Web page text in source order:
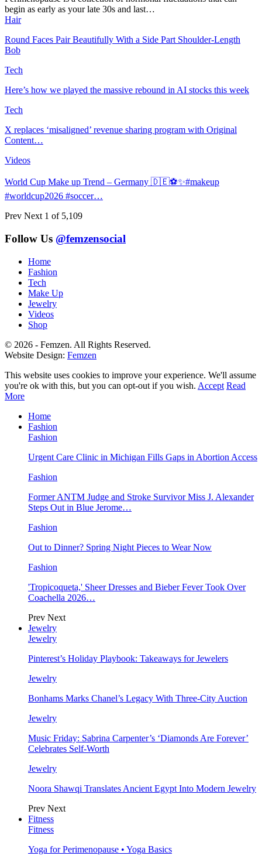
begin as early as your late 30s and last…
Hair
Round Faces Pair Beautifully With a Side Part Shoulder-Length
Bob
Tech
Here’s how we played the massive rebound in AI stocks this week
Tech
X replaces ‘misaligned’ revenue sharing program with Original
Content…
Videos
World Cup Make up Trend – Germany 🇩🇪⚽️✨#makeup
#worldcup2026 #soccer…
Prev Next 1 of 5,109
Follow Us @femzensocial
Home
Fashion
Tech
Make Up
Jewelry
Videos
Shop
© 2026 - Femzen. All Rights Reserved.
Website Design: Femzen
This website uses cookies to improve your experience. We'll assume
you're ok with this, but you can opt-out if you wish. Accept Read
More
Home
Fashion
Fashion
Urgent Care Clinic in Michigan Fills Gaps in Abortion Access
Fashion
Former ANTM Judge and Stroke Survivor Miss J. Alexander
Steps Out in Blue Jerome…
Fashion
Out to Dinner? Spring Night Pieces to Wear Now
Fashion
'Tropicoqueta,' Sheer Dresses and Bieber Fever Took Over
Coachella 2026…
Prev Next
Jewelry
Jewelry
Pinterest’s Holiday Playbook: Takeaways for Jewelers
Jewelry
Bonhams Marks Chanel’s Legacy With Three-City Auction
Jewelry
Music Friday: Sabrina Carpenter’s ‘Diamonds Are Forever’
Celebrates Self-Worth
Jewelry
Noora Shawqi Translates Ancient Egypt Into Modern Jewelry
Prev Next
Fitness
Fitness
Yoga for Perimenopause • Yoga Basics